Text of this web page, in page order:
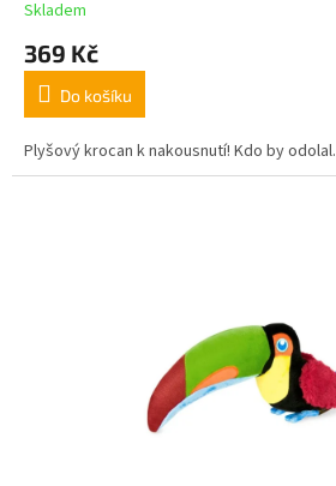
Skladem
369 Kč
Do košíku
Plyšový krocan k nakousnutí! Kdo by odolal.